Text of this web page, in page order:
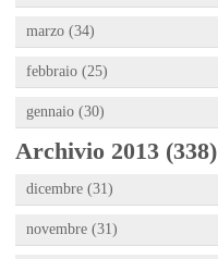
marzo (34)
febbraio (25)
gennaio (30)
Archivio 2013 (338)
dicembre (31)
novembre (31)